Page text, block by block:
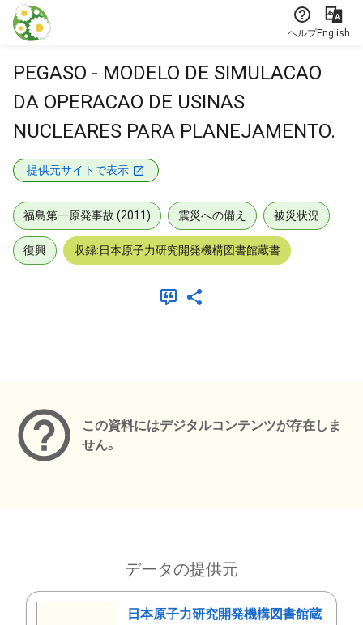
本文に飛ぶ
ヘルプEnglish
PEGASO - MODELO DE SIMULACAO
DA OPERACAO DE USINAS
NUCLEARES PARA PLANEJAMENTO.
提供元サイトで表示
福島第一原発事故 (2011) 震災への備え 被災状況
復興 収録:日本原子力研究開発機構図書館蔵書
この資料にはデジタルコンテンツが存在しま
せん。
データの提供元
日本原子力研究開発機構図書館蔵